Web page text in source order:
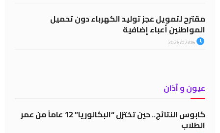
مقترح لتمويل عجز توليد الكهرباء دون تحميل
المواطنين أعباء إضافية
عيون و آذان
كابوس النتائج.. حين تختزل “البكالوريا” 12 عاماً من عمر
الطلاب